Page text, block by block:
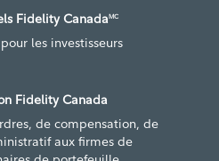
Fidelity CanadaMC
les investisseurs
Fidelity Canada
de compensation, de
aux firmes de